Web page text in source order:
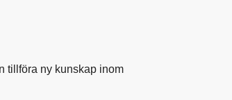
tillföra ny kunskap inom